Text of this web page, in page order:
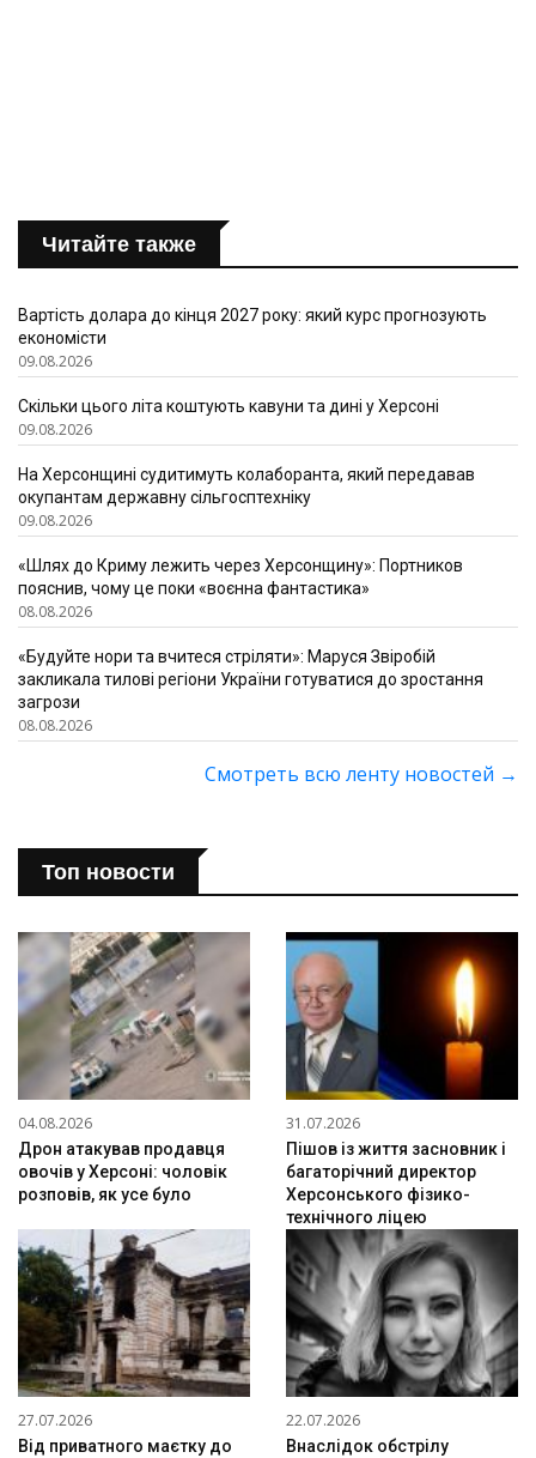
Читайте также
Вартість долара до кінця 2027 року: який курс прогнозують
економісти
09.08.2026
Скільки цього літа коштують кавуни та дині у Херсоні
09.08.2026
На Херсонщині судитимуть колаборанта, який передавав
окупантам державну сільгосптехніку
09.08.2026
«Шлях до Криму лежить через Херсонщину»: Портников
пояснив, чому це поки «воєнна фантастика»
08.08.2026
«Будуйте нори та вчитеся стріляти»: Маруся Звіробій
закликала тилові регіони України готуватися до зростання
загрози
08.08.2026
Смотреть всю ленту новостей →
Топ новости
04.08.2026
Дрон атакував продавця
овочів у Херсоні: чоловік
розповів, як усе було
31.07.2026
Пішов із життя засновник і
багаторічний директор
Херсонського фізико-
технічного ліцею
27.07.2026
Від приватного маєтку до
22.07.2026
Внаслідок обстрілу